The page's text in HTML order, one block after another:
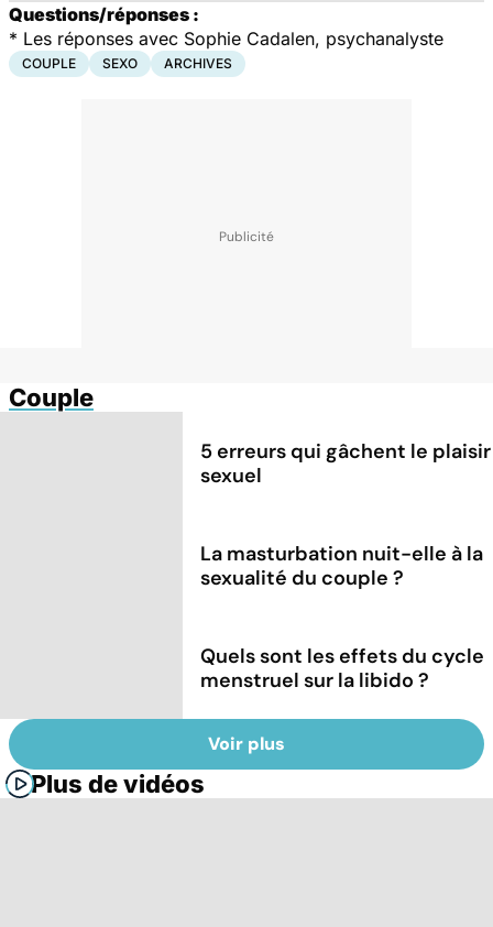
Questions/réponses :
* Les réponses avec Sophie Cadalen, psychanalyste
COUPLE SEXO ARCHIVES
Couple
5 erreurs qui gâchent le plaisir
sexuel
La masturbation nuit-elle à la
sexualité du couple ?
Quels sont les effets du cycle
menstruel sur la libido ?
Voir plus
Plus de vidéos